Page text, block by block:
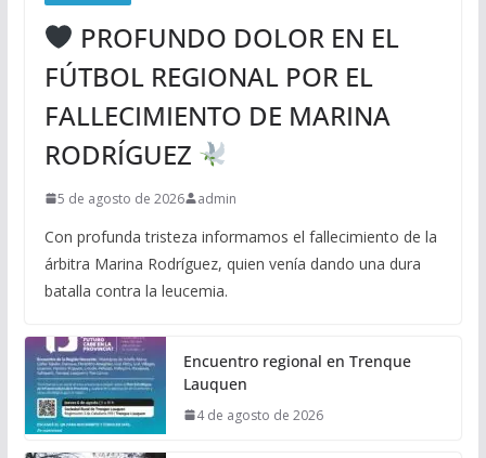
PROFUNDO DOLOR EN EL
FÚTBOL REGIONAL POR EL
FALLECIMIENTO DE MARINA
RODRÍGUEZ
5 de agosto de 2026 admin
Con profunda tristeza informamos el fallecimiento de la
árbitra Marina Rodríguez, quien venía dando una dura
batalla contra la leucemia.
Encuentro regional en Trenque
Lauquen
4 de agosto de 2026